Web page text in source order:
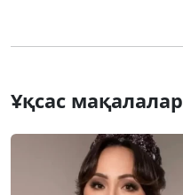
Ұқсас мақалалар